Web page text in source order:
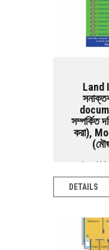
Land
সম্পর্কিত
করা),
Land
DETAILS